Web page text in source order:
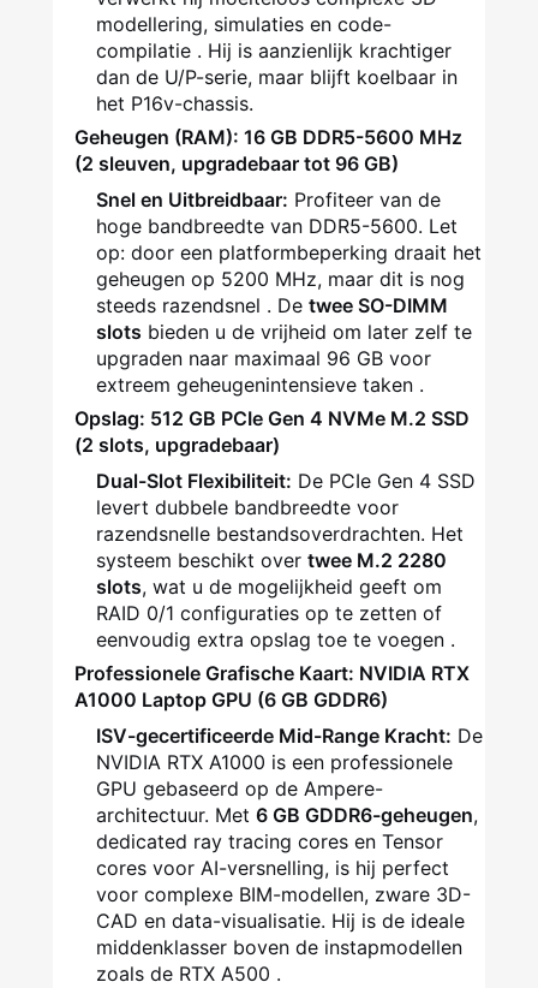
modellering, simulaties en code-
compilatie . Hij is aanzienlijk krachtiger
dan de U/P-serie, maar blijft koelbaar in
het P16v-chassis.
Geheugen (RAM): 16 GB DDR5-5600 MHz
(2 sleuven, upgradebaar tot 96 GB)
Snel en Uitbreidbaar: Profiteer van de
hoge bandbreedte van DDR5-5600. Let
op: door een platformbeperking draait het
geheugen op 5200 MHz, maar dit is nog
steeds razendsnel . De twee SO-DIMM
slots bieden u de vrijheid om later zelf te
upgraden naar maximaal 96 GB voor
extreem geheugenintensieve taken .
Opslag: 512 GB PCIe Gen 4 NVMe M.2 SSD
(2 slots, upgradebaar)
Dual-Slot Flexibiliteit: De PCIe Gen 4 SSD
levert dubbele bandbreedte voor
razendsnelle bestandsoverdrachten. Het
systeem beschikt over twee M.2 2280
slots, wat u de mogelijkheid geeft om
RAID 0/1 configuraties op te zetten of
eenvoudig extra opslag toe te voegen .
Professionele Grafische Kaart: NVIDIA RTX
A1000 Laptop GPU (6 GB GDDR6)
ISV-gecertificeerde Mid-Range Kracht: De
NVIDIA RTX A1000 is een professionele
GPU gebaseerd op de Ampere-
architectuur. Met 6 GB GDDR6-geheugen,
dedicated ray tracing cores en Tensor
cores voor AI-versnelling, is hij perfect
voor complexe BIM-modellen, zware 3D-
CAD en data-visualisatie. Hij is de ideale
middenklasser boven de instapmodellen
zoals de RTX A500 .